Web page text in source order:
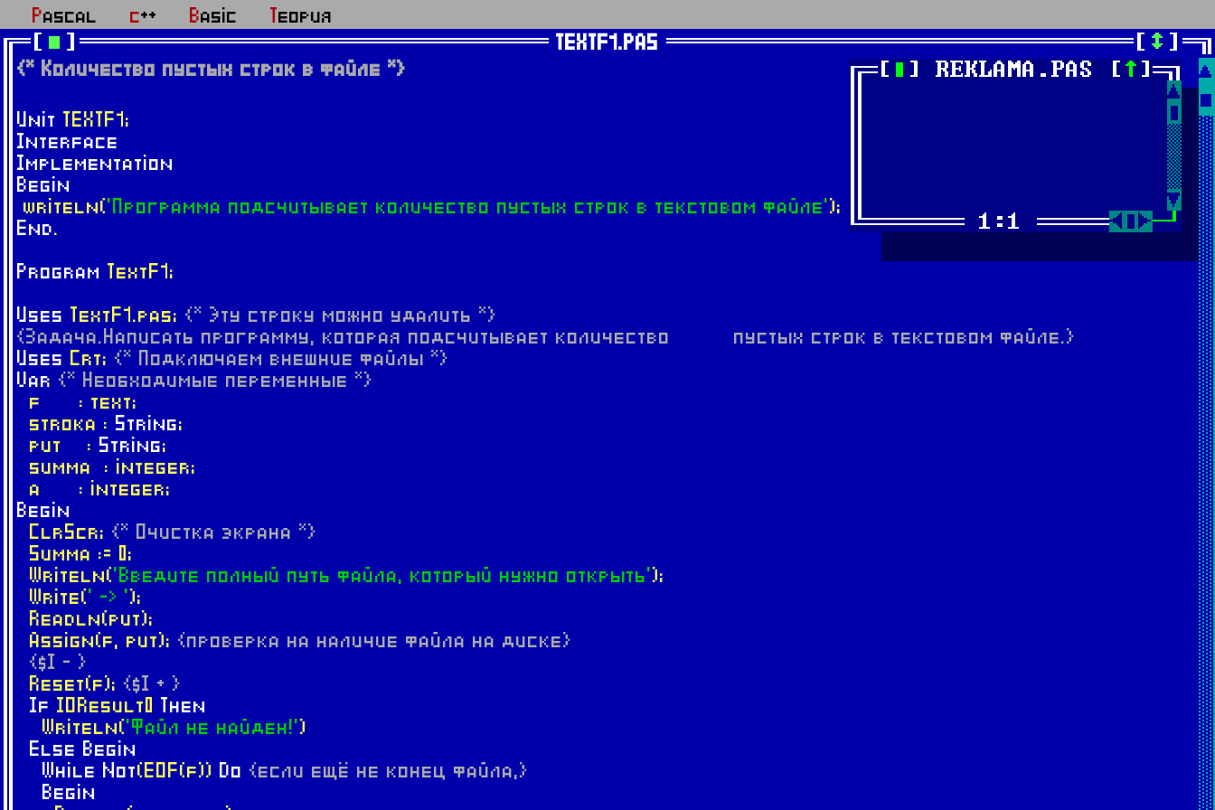
Pascal c++ Basic
Теория
TEXTF1.PAS
{* Количество пустых строк в файле *}
Unit TEXTF1;
Interface
Implementation
Begin
writeln('Программа подсчитывает количество пустых строк в текстовом файле');
End.
Program TextF1;
Uses TextF1.pas; {* Эту строку можно удалить *}
{Задача.Написать программу, которая подсчитывает количество пустых строк в текстовом файле.}
Uses Crt; {* Подключаем внешние файлы *}
Var {* Необходимые переменные *}
f : text;
stroka : String;
put : String;
summa : integer;
a : integer;
Begin
ClrScr; {* Очистка экрана *}
Summa := 0;
Writeln('Введите полный путь файла, который нужно открыть');
Write(' -> ');
Readln(put);
Assign(f, put); {проверка на наличие файла на диске}
{$I - }
Reset(f); {$I + }
If IOResult0 Then
Writeln('Файл не найден!')
Else Begin
While Not(EOF(f)) Do {если ещё не конец файла,}
Begin